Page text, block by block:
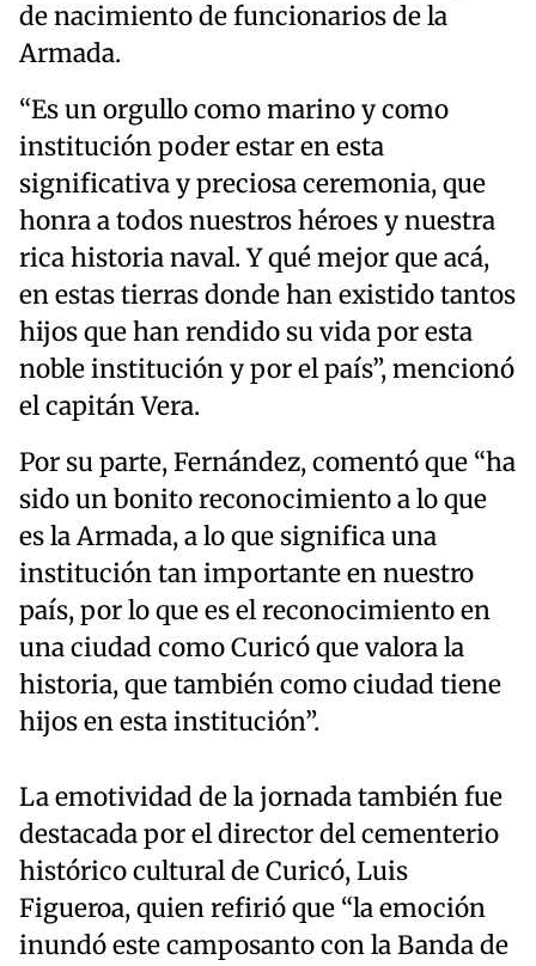
de nacimiento de funcionarios de la
Armada.
“Es un orgullo como marino y como
institución poder estar en esta
significativa y preciosa ceremonia, que
honra a todos nuestros héroes y nuestra
rica historia naval. Y qué mejor que acá,
en estas tierras donde han existido tantos
hijos que han rendido su vida por esta
noble institución y por el país”, mencionó
el capitán Vera.
Por su parte, Fernández, comentó que “ha
sido un bonito reconocimiento a lo que
es la Armada, a lo que significa una
institución tan importante en nuestro
país, por lo que es el reconocimiento en
una ciudad como Curicó que valora la
historia, que también como ciudad tiene
hijos en esta institución”.
La emotividad de la jornada también fue
destacada por el director del cementerio
histórico cultural de Curicó, Luis
Figueroa, quien refirió que “la emoción
inundó este camposanto con la Banda de